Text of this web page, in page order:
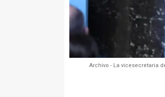
Archivo - La vicesecretaria